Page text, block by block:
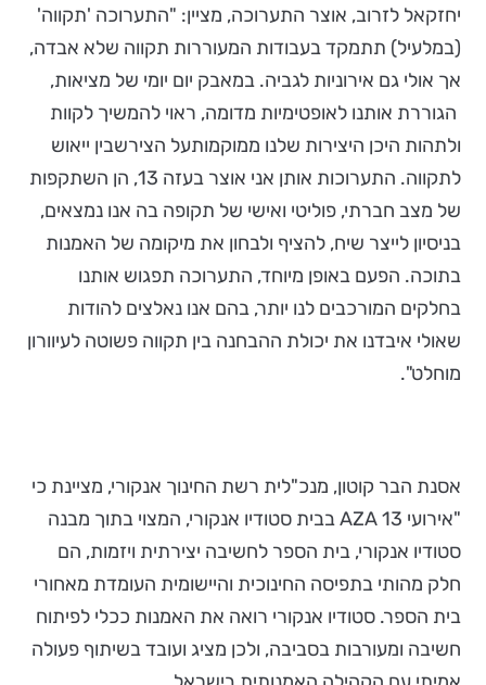
יחזקאל לזרוב, אוצר התערוכה, מציין: "התערוכה 'תקווה'
(במלעיל) תתמקד בעבודות המעוררות תקווה שלא אבדה,
אך אולי גם אירוניות לגביה. במאבק יום יומי של מציאות,
הגוררת אותנו לאופטימיות מדומה, ראוי להמשיך לקוות
ולתהות היכן היצירות שלנו ממוקמותעל הצירשבין ייאוש
לתקווה. התערוכות אותן אני אוצר בעזה 13, הן השתקפות
של מצב חברתי, פוליטי ואישי של תקופה בה אנו נמצאים,
בניסיון לייצר שיח, להציף ולבחון את מיקומה של האמנות
בתוכה. הפעם באופן מיוחד, התערוכה תפגוש אותנו
בחלקים המורכבים לנו יותר, בהם אנו נאלצים להודות
שאולי איבדנו את יכולת ההבחנה בין תקווה פשוטה לעיוורון
מוחלט".
אסנת הבר קוטון, מנכ"לית רשת החינוך אנקורי, מציינת כי
"אירועי AZA 13 בבית סטודיו אנקורי, המצוי בתוך מבנה
סטודיו אנקורי, בית הספר לחשיבה יצירתית ויזמות, הם
חלק מהותי בתפיסה החינוכית והיישומית העומדת מאחורי
בית הספר. סטודיו אנקורי רואה את האמנות ככלי לפיתוח
חשיבה ומעורבות בסביבה, ולכן מציג ועובד בשיתוף פעולה